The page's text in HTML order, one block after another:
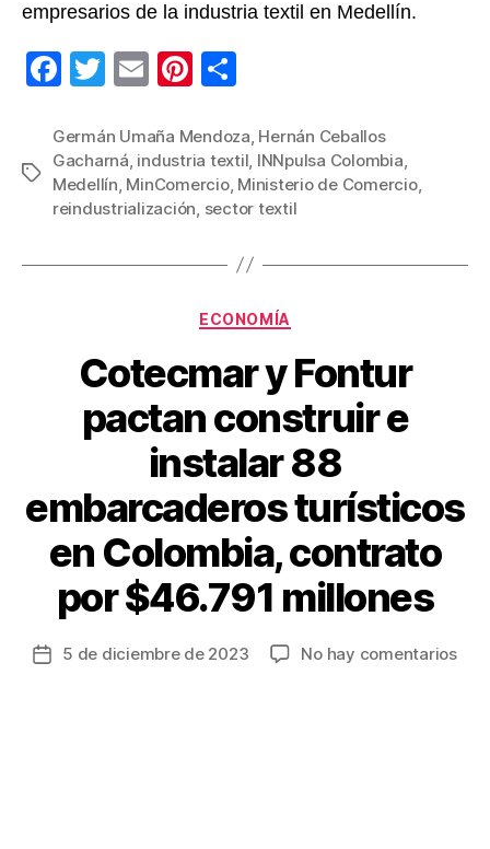
empresarios de la industria textil en Medellín.
F
c
e
b
o
T
tt
er
E
ail
Pi
er
e
st
m
p
ar
Etiquetas
Germán Umaña Mendoza Hernán Ceballos
Gacharná industria textil INNpulsa Colombia
Medellín MinComercio, Ministerio de Comercio,
reindustrialización sector textil
Categorías
ECONOMÍA
Cotecmar y Fontur
pactan construir e
instalar 88
embarcaderos turísticos
en Colombia, contrato
por $46.791 millones
Fecha5 de diciembre de 2023 No hay comentariosen